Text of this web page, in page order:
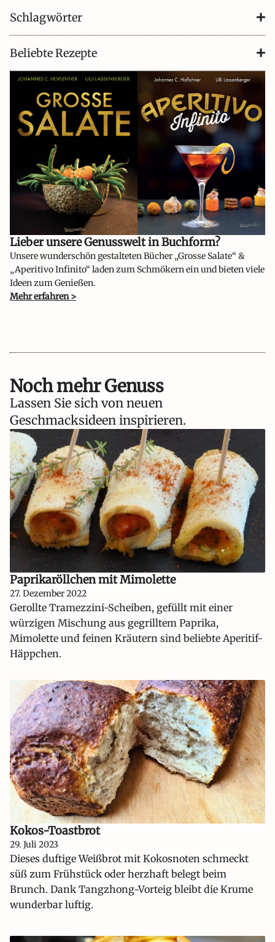
Schlagwörter
Beliebte Rezepte
Lieber unsere Genusswelt in Buchform?​
Unsere wunderschön gestalteten Bücher „Grosse Salate“ &
„Aperitivo Infinito“ laden zum Schmökern ein und bieten viele
Ideen zum Genießen.
Mehr erfahren >
Noch mehr Genuss
Lassen Sie sich von neuen
Geschmacksideen inspirieren.
Paprikaröllchen mit Mimolette
27. Dezember 2022
Gerollte Tramezzini-Scheiben, gefüllt mit einer
würzigen Mischung aus gegrilltem Paprika,
Mimolette und feinen Kräutern sind beliebte Aperitif-
Häppchen.
Kokos-Toastbrot
29. Juli 2023
Dieses duftige Weißbrot mit Kokosnoten schmeckt
süß zum Frühstück oder herzhaft belegt beim
Brunch. Dank Tangzhong-Vorteig bleibt die Krume
wunderbar luftig.